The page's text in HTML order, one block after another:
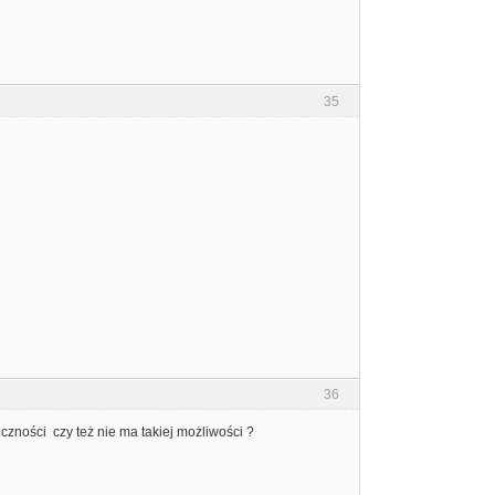
35
36
czy też nie ma takiej możliwości ?